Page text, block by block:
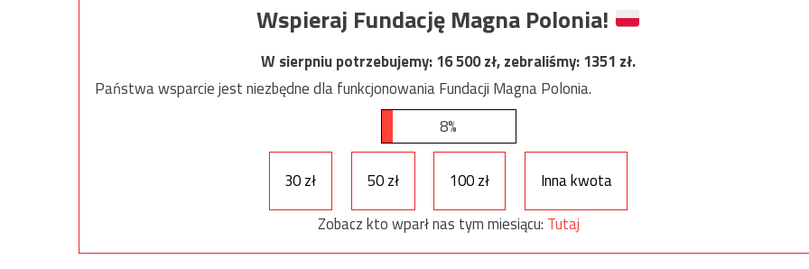
Wspieraj Fundację Magna Polonia!
W sierpniu potrzebujemy:16 500zł, zebraliśmy:1351 zł.
Państwa wsparcie jest niezbędne dla funkcjonowania Fundacji Magna Polonia.
8%
30 zł 50 zł 100 zł
Inna kwota
Zobacz kto wparł nas tym miesiącu: Tutaj